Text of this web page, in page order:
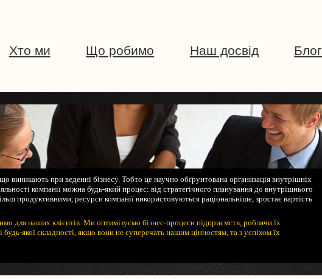
Хто ми Що робимо Наш досвід Блог
виникають при веденні бізнесу. Тобто це научно обґрунтована организація внутрішніх
компанії можна будь-який процес: від стратегічного планування до внутрішнього
продуктивними, ресурси компанії використовуються раціональніше, зростає вартість
для наших клієнтів. Ми оптимізуємо бізнес-процеси підприємств, роблячи їх
якої складності, якщо вони не суперечать нашим цінностям, та з успіхом їх